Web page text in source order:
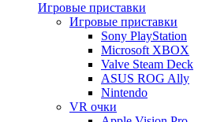
Игровые приставки
Игровые приставки
Sony PlayStation
Microsoft XBOX
Valve Steam Deck
ASUS ROG Ally
Nintendo
VR очки